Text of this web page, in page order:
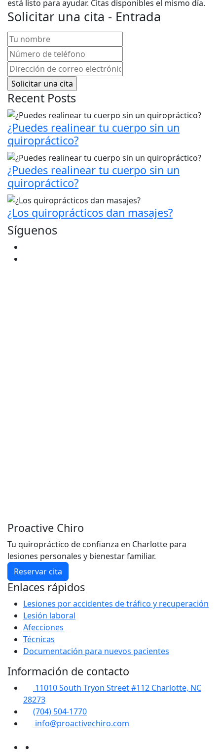
está listo para ayudar. Citas disponibles el mismo día.
Solicitar una cita - Entrada
Tu
nombre(Obligatorio)
Número
de
teléfono(Obligatorio)
Dirección
de
correo
electrónico(Obligatorio)
Recent Posts
¿Puedes realinear tu cuerpo sin un
quiropráctico?
¿Puedes realinear tu cuerpo sin un
quiropráctico?
¿Los quiroprácticos dan masajes?
Síguenos
Proactive Chiro
Tu quiropráctico de confianza en Charlotte para
lesiones personales y bienestar familiar.
Reservar cita
Enlaces rápidos
Lesiones por accidentes de tráfico y recuperación
Lesión laboral
Afecciones
Técnicas
Documentación para nuevos pacientes
Información de contacto
11010 South Tryon Street #112 Charlotte, NC
28273
(704) 504-1770
info@proactivechiro.com